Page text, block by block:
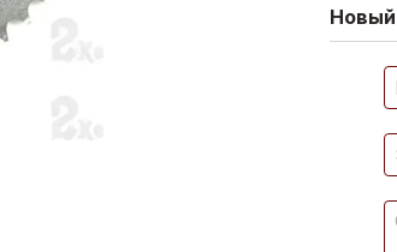
Новый